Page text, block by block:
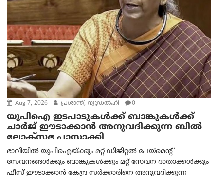
Aug 7, 2026 പ്രശാന്ത്, ന്യൂഡല്‍ഹി 0
യുപിഐ ഇടപാടുകൾക്ക് ബാങ്കുകൾക്ക്
ചാർജ് ഈടാക്കാൻ അനുവദിക്കുന്ന ബിൽ
ലോക്‌സഭ പാസാക്കി
ഭാവിയിൽ യുപിഐയ്ക്കും മറ്റ് ഡിജിറ്റൽ പേയ്‌മെന്റ്
സേവനങ്ങൾക്കും ബാങ്കുകൾക്കും മറ്റ് സേവന ദാതാക്കൾക്കും
ഫീസ് ഈടാക്കാൻ കേന്ദ്ര സർക്കാരിനെ അനുവദിക്കുന്ന